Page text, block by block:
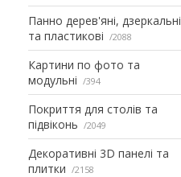
Панно дерев'яні, дзеркальні
та пластикові
2088
Картини по фото та
модульні
394
Покриття для столів та
підвіконь
2049
Декоративні 3D панелі та
плитки
2158